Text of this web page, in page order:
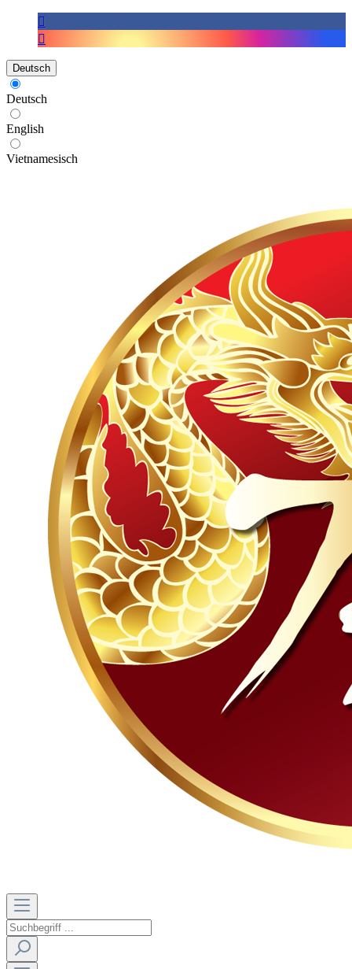
Deutsch
Deutsch
English
Vietnamesisch